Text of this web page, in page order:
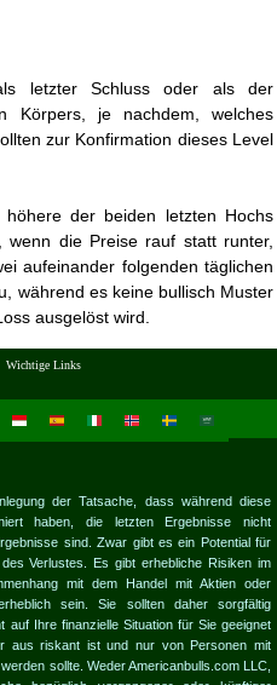
letzter Schluss oder als der
Körpers, je nachdem, welches
zur Konfirmation dieses Level
der beiden letzten Hochs
wenn die Preise rauf statt runter,
aufeinander folgenden täglichen
während es keine bullisch Muster
ausgelöst wird.
Wichtige Links
der Tatsache, dass während diese
haben, die letzten Ergebnisse nicht
sind. Zwar gibt es ein Potential für
Verlustes. Es gibt erhebliche Risiken im
mit dem Handel mit Aktien oder
sein. Sie sollten daher sorgfältig
Ihre finanzielle Situation für Sie geeignet
aus riskant ist und nur von Personen mit
sollte. Weder Americanbulls.com LLC,